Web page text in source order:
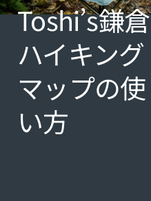
Toshi’s鎌倉
ハイキング
マップの使
い方